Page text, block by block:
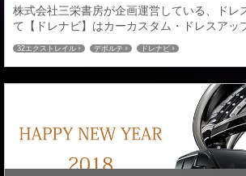
株式会社三栄書房が企画運営している、ドレ
て【ドレナビ】はカーカスタム・ドレスアッ
ト。ドレナビにてヴェルファイア＆アルファ
ロカスタムの記事が掲載されましたのでご紹
す。 ヴェル＆アル純正パーツも活かしたエ
ファイア & アルファード最新エアロパーツ
ナビ：アドミレイションの記事一覧はこち...
32エクストレイル デポルテ ドレナビ